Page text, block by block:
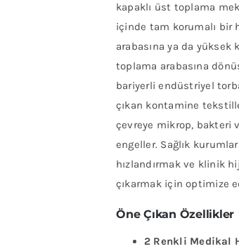
kapaklı üst toplama
içinde tam korumalı bir
arabasına ya da
toplama arabasına
bariyerli endüstriyel
çıkan kontamine
çevreye mikrop, bakteri
engeller. Sağlık
hızlandırmak ve klinik
çıkarmak için optimize
Öne Çıkan Özellikler
2 Renkli Medikal